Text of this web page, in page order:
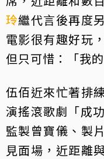
玲繼代言後再度
電影很有趣好玩
但只可惜：「我
伍佰近來忙著排
演搖滾歌劇「成
監製曾寶儀、製
見面場，近距離